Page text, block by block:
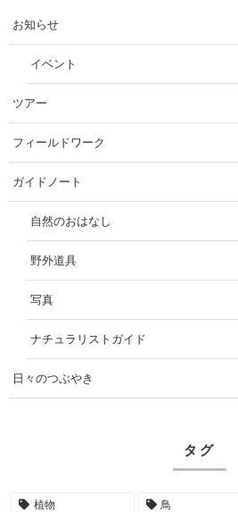
お知らせ
イベント
ツアー
フィールドワーク
ガイドノート
自然のおはなし
野外道具
写真
ナチュラリストガイド
日々のつぶやき
タグ
植物 鳥